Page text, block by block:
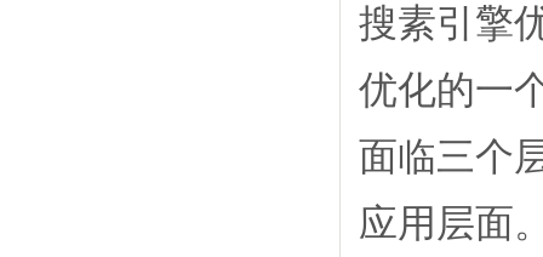
搜素引擎
优化的一
面临三个
应用层面